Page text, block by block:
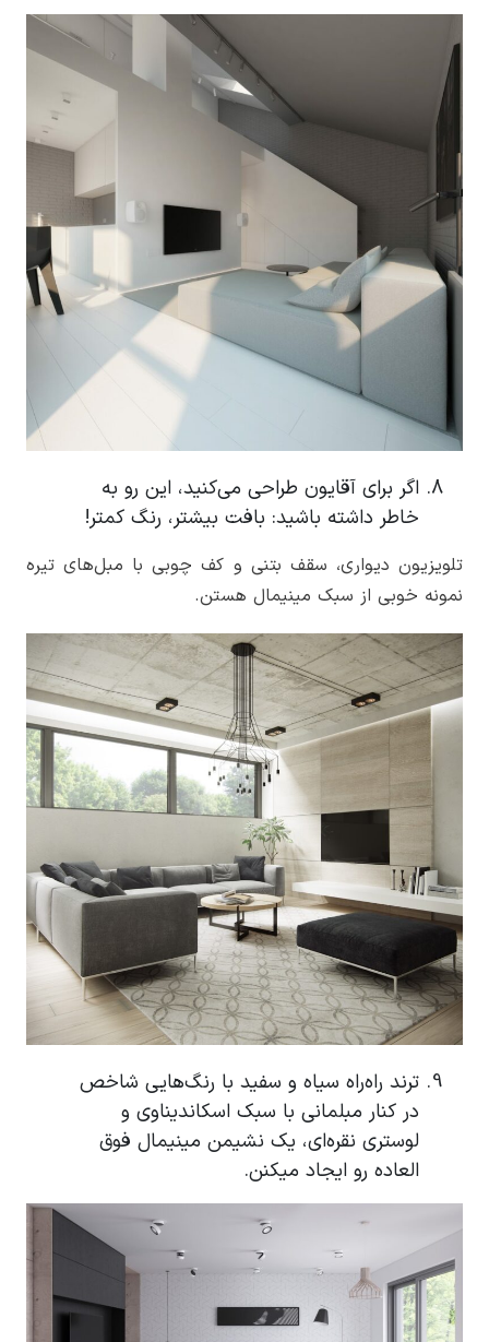
اگر برای آقایون طراحی می‌کنید، این رو به
خاطر داشته باشید: بافت بیشتر، رنگ کمتر!
تلویزیون دیواری، سقف بتنی و کف چوبی با مبل‌های تیره
نمونه خوبی از سبک مینیمال هستن.
ترند راه‌راه سیاه و سفید با رنگ‌هایی شاخص
در کنار مبلمانی با سبک اسکاندیناوی و
لوستری نقره‌ای، یک نشیمن مینیمال فوق
العاده رو ایجاد میکنن.